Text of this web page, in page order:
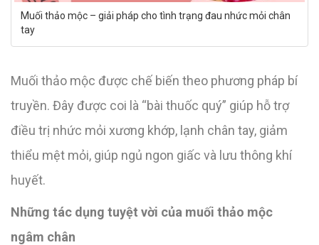
Muối thảo mộc – giải pháp cho tình trạng đau nhức mỏi chân
tay
Muối thảo mộc được chế biến theo phương pháp bí
truyền. Đây được coi là “bài thuốc quý” giúp hỗ trợ
điều trị nhức mỏi xương khớp, lạnh chân tay, giảm
thiểu mệt mỏi, giúp ngủ ngon giấc và lưu thông khí
huyết.
Những tác dụng tuyệt vời của muối thảo mộc
ngâm chân